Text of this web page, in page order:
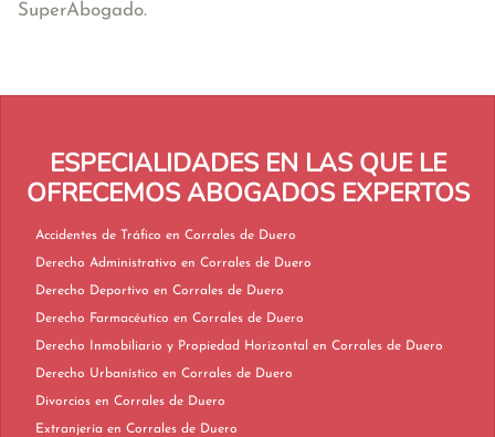
SuperAbogado.
ESPECIALIDADES EN LAS QUE LE
OFRECEMOS ABOGADOS EXPERTOS
Accidentes de Tráfico en Corrales de Duero
Derecho Administrativo en Corrales de Duero
Derecho Deportivo en Corrales de Duero
Derecho Farmacéutico en Corrales de Duero
Derecho Inmobiliario y Propiedad Horizontal en Corrales de Duero
Derecho Urbanístico en Corrales de Duero
Divorcios en Corrales de Duero
Extranjería en Corrales de Duero